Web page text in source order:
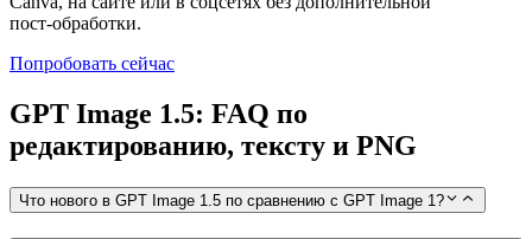
пост‑обработки.
Попробовать сейчас
GPT Image 1.5: FAQ по
редактированию, тексту и PNG
Что нового в GPT Image 1.5 по сравнению с GPT Image 1?